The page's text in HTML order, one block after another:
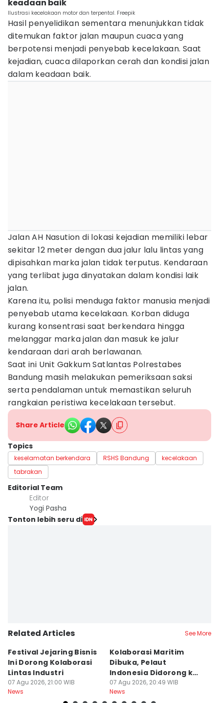
keadaan baik
Ilustrasi kecelakaan motor dan terpental. Freepik
Hasil penyelidikan sementara menunjukkan tidak
ditemukan faktor jalan maupun cuaca yang
berpotensi menjadi penyebab kecelakaan. Saat
kejadian, cuaca dilaporkan cerah dan kondisi jalan
dalam keadaan baik.
Jalan AH Nasution di lokasi kejadian memiliki lebar
sekitar 12 meter dengan dua jalur lalu lintas yang
dipisahkan marka jalan tidak terputus. Kendaraan
yang terlibat juga dinyatakan dalam kondisi laik
jalan.
Karena itu, polisi menduga faktor manusia menjadi
penyebab utama kecelakaan. Korban diduga
kurang konsentrasi saat berkendara hingga
melanggar marka jalan dan masuk ke jalur
kendaraan dari arah berlawanan.
Saat ini Unit Gakkum Satlantas Polrestabes
Bandung masih melakukan pemeriksaan saksi
serta pendalaman untuk memastikan seluruh
rangkaian peristiwa kecelakaan tersebut.
Share Article
Topics
keselamatan berkendara RSHS Bandung
kecelakaan
tabrakan
Editorial Team
Editor
Yogi Pasha
Tonton lebih seru di
Related Articles See More
Festival Jejaring Bisnis
Ini Dorong Kolaborasi
Lintas Industri
07 Agu 2026, 21:00 WIB
News
Kolaborasi Maritim
Dibuka, Pelaut
Indonesia Didorong ke
Pasar Global
07 Agu 2026, 20:49 WIB
News